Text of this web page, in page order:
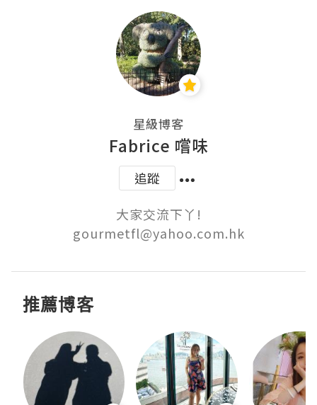
星級博客
Fabrice 嚐味
追蹤
大家交流下丫!
gourmetfl@yahoo.com.hk
推薦博客